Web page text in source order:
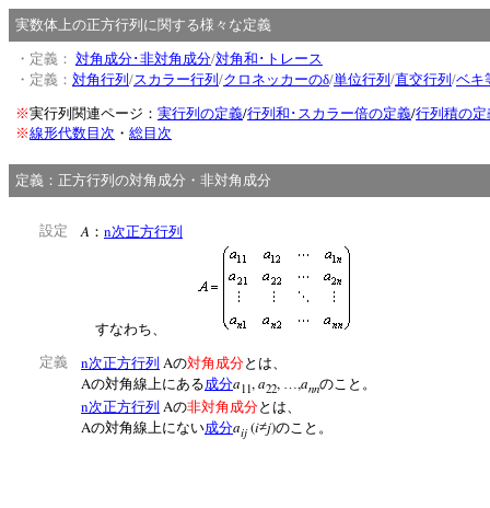
実数体上の正方行列に関する様々な定義
・定義： 対角成分･非対角成分/対角和･トレース
・定義： 対角行列 /スカラー行列 /クロネッカーのδ/単位行列 /直交行列 /ベキ
※実行列関連ページ： 実行列の定義/行列和･スカラー倍の定義/行列積の定
※線形代数目次 ・ 総目次
定義：正方行列の対角成分・非対角成分
設定 A ： n次正方行列
すなわち、
定義
n次正方行列 Aの対角成分とは、
Aの対角線上にある成分a11,a22, …,annのこと。
n次正方行列 Aの非対角成分とは、
Aの対角線上にない成分aij(i≠j)のこと。